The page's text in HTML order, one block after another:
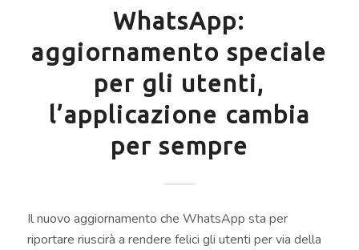
WhatsApp:
aggiornamento speciale
per gli utenti,
l’applicazione cambia
per sempre
Il nuovo aggiornamento che WhatsApp sta per
riportare riuscirà a rendere felici gli utenti per via della